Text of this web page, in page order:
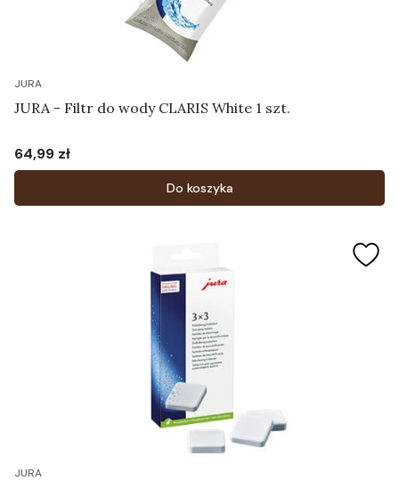
JURA
JURA - Filtr do wody CLARIS White 1 szt.
Cena
64,99 zł
Do koszyka
JURA